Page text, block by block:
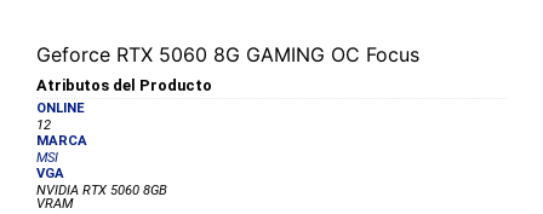
Geforce RTX 5060 8G GAMING OC Focus
Atributos del Producto
ONLINE
12
MARCA
MSI
VGA
NVIDIA RTX 5060 8GB
VRAM